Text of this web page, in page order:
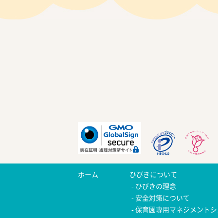
ホーム
ひびきについて
ひびきの理念
安全対策について
保育園専用マネジメント